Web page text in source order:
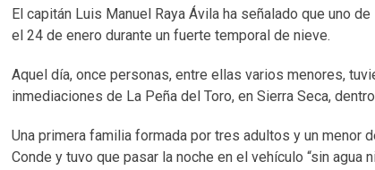
El capitán Luis Manuel Raya Ávila ha señalado que uno
el 24 de enero durante un fuerte temporal de nieve.
Aquel día, once personas, entre ellas varios menores,
inmediaciones de La Peña del Toro, en Sierra Seca,
Una primera familia formada por tres adultos y un menor
Conde y tuvo que pasar la noche en el vehículo “sin agua